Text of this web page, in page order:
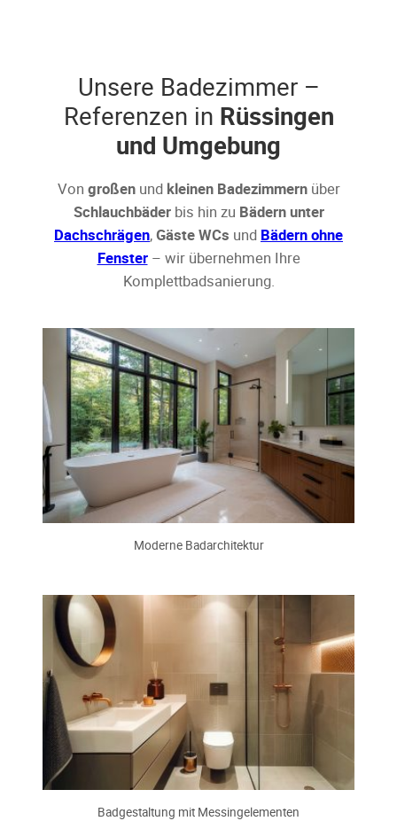
Unsere Badezimmer –
Referenzen in Rüssingen
und Umgebung
Von großenund kleinen Badezimmernüber
Schlauchbäderbis hin zu Bädern unter
Dachschrägen,Gäste WCs und Bädern ohne
Fenster– wir übernehmen Ihre
Komplettbadsanierung.
Moderne Badarchitektur
Badgestaltung mit Messingelementen